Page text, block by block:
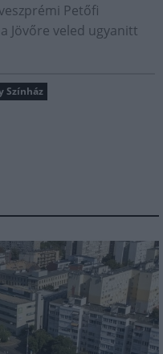
Petőfi
Jövőre veled ugyanitt
Színház